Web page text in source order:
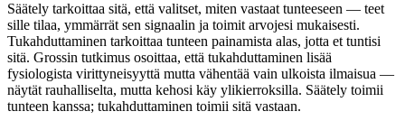
Säätely tarkoittaa sitä, että valitset, miten vastaat tunteeseen — teet
sille tilaa, ymmärrät sen signaalin ja toimit arvojesi mukaisesti.
Tukahduttaminen tarkoittaa tunteen painamista alas, jotta et tuntisi
sitä. Grossin tutkimus osoittaa, että tukahduttaminen lisää
fysiologista virittyneisyyttä mutta vähentää vain ulkoista ilmaisua —
näytät rauhalliselta, mutta kehosi käy ylikierroksilla. Säätely toimii
tunteen kanssa; tukahduttaminen toimii sitä vastaan.